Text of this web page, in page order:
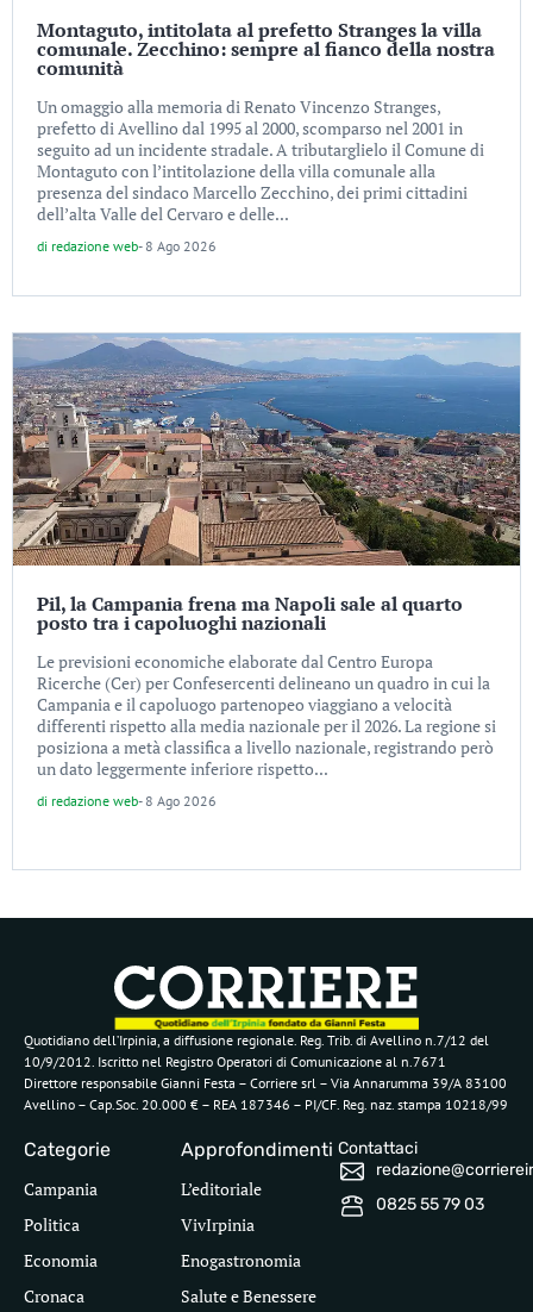
Montaguto, intitolata al prefetto Stranges la villa
comunale. Zecchino: sempre al fianco della nostra
comunità
Un omaggio alla memoria di Renato Vincenzo Stranges,
prefetto di Avellino dal 1995 al 2000, scomparso nel 2001 in
seguito ad un incidente stradale. A tributarglielo il Comune di
Montaguto con l’intitolazione della villa comunale alla
presenza del sindaco Marcello Zecchino, dei primi cittadini
dell’alta Valle del Cervaro e delle...
di redazione web- 8 Ago 2026
Pil, la Campania frena ma Napoli sale al quarto
posto tra i capoluoghi nazionali
Le previsioni economiche elaborate dal Centro Europa
Ricerche (Cer) per Confesercenti delineano un quadro in cui la
Campania e il capoluogo partenopeo viaggiano a velocità
differenti rispetto alla media nazionale per il 2026. La regione si
posiziona a metà classifica a livello nazionale, registrando però
un dato leggermente inferiore rispetto...
di redazione web- 8 Ago 2026
Quotidiano dell’Irpinia, a diffusione regionale. Reg. Trib. di Avellino n.7/12 del
10/9/2012. Iscritto nel Registro Operatori di Comunicazione al n.7671
Direttore responsabile Gianni Festa – Corriere srl – Via Annarumma 39/A 83100
Avellino – Cap.Soc. 20.000 € – REA 187346 – PI/CF. Reg. naz. stampa 10218/99
Categorie
Campania
Politica
Economia
Cronaca
Approfondimenti
L’editoriale
VivIrpinia
Enogastronomia
Salute e Benessere
Contattaci
0825 55 79 03